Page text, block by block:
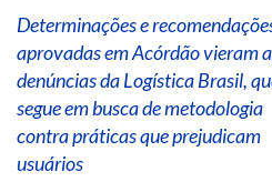
Determinações e
aprovadas em Acórdão vieram
denúncias da Logística Brasil,
segue em busca de metodologia
contra práticas que prejudicam
usuários